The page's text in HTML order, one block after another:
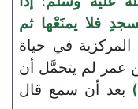
فلا يمنَعْها ثم
في حياة
عمر لم يتحمَّل أن
بعد أن سمع قال